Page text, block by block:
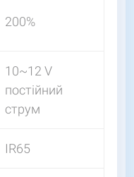
200%
10~12 V
постійний
струм
IR65